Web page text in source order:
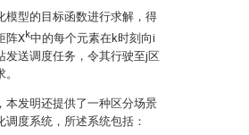
模型的目标函数进行求解，得
阵Xk中的每个元素在k时刻向i
发送调度任务，令其行驶至j区
本发明还提供了一种区分场景
度系统，所述系统包括：